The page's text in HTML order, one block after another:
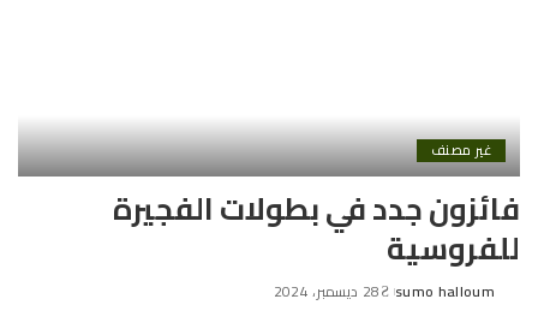
غير مصنف
فائزون جدد في بطولات الفجيرة
للفروسية
Posted
sumo halloum 28 ديسمبر، 2024